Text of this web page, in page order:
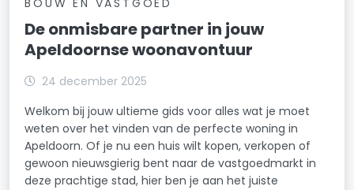
BOUW EN VASTGOED
De onmisbare partner in jouw
Apeldoornse woonavontuur
24 december 2025
Welkom bij jouw ultieme gids voor alles wat je moet
weten over het vinden van de perfecte woning in
Apeldoorn. Of je nu een huis wilt kopen, verkopen of
gewoon nieuwsgierig bent naar de vastgoedmarkt in
deze prachtige stad, hier ben je aan het juiste